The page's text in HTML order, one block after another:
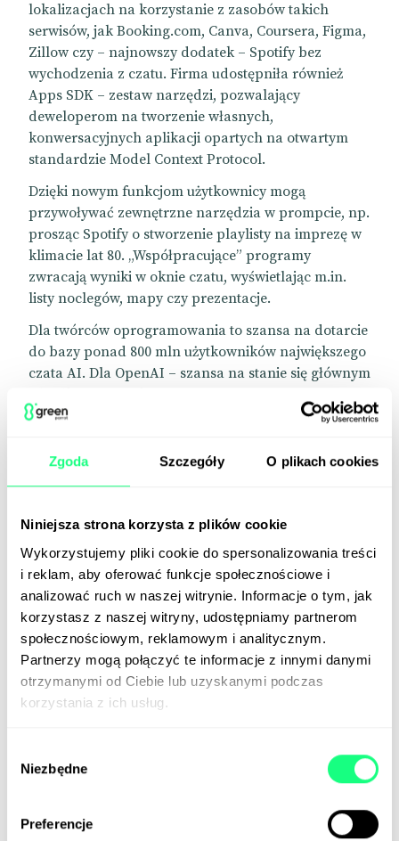
Zgoda Szczegóły O plikach cookies
Niniejsza strona korzysta z plików cookie
Wykorzystujemy pliki cookie do spersonalizowania treści
i reklam, aby oferować funkcje społecznościowe i
analizować ruch w naszej witrynie. Informacje o tym, jak
korzystasz z naszej witryny, udostępniamy partnerom
społecznościowym, reklamowym i analitycznym.
Partnerzy mogą połączyć te informacje z innymi danymi
otrzymanymi od Ciebie lub uzyskanymi podczas
korzystania z ich usług.
zgody
Niezbędne
Preferencje
lokalizacjach na korzystanie z zasobów takich
serwisów, jak Booking.com, Canva, Coursera, Figma,
Zillow czy – najnowszy dodatek – Spotify bez
wychodzenia z czatu. Firma udostępniła również
Apps SDK – zestaw narzędzi, pozwalający
deweloperom na tworzenie własnych,
konwersacyjnych aplikacji opartych na otwartym
standardzie Model Context Protocol.
Dzięki nowym funkcjom użytkownicy mogą
przywoływać zewnętrzne narzędzia w prompcie, np.
prosząc Spotify o stworzenie playlisty na imprezę w
klimacie lat 80. „Współpracujące” programy
zwracają wyniki w oknie czatu, wyświetlając m.in.
listy noclegów, mapy czy prezentacje.
Dla twórców oprogramowania to szansa na dotarcie
do bazy ponad 800 mln użytkowników największego
czata AI. Dla OpenAI – szansa na stanie się głównym
📰
TechCrunch
PepsiCo co-sourcuje marketing
In-housing czy outsourcing?
To fałszywy dylemat.
PepsiCo i VaynerMedia połączyły siły w trybie co-
sourcingu, uzyskując trzykrotny wzrost produkcji
treści, wzrost zaangażowania odbiorców o 50–70
proc. (w zależności od marki) i wyższą sprzedaż (w
tej kategorii danych zabrakło). Wśród policzalnych
czas. „To, co kiedyś zajmowało miesiąc, dziś trwa
dwa lub trzy dni” – powiedział Mark Kirkham, CMO
Napojowy gigant i agencja Gary’ego Vaynerchuka